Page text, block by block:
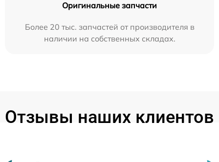
Оригинальные запчасти
Более 20 тыс. запчастей от производителя в
наличии на собственных складах.
Отзывы наших клиентов